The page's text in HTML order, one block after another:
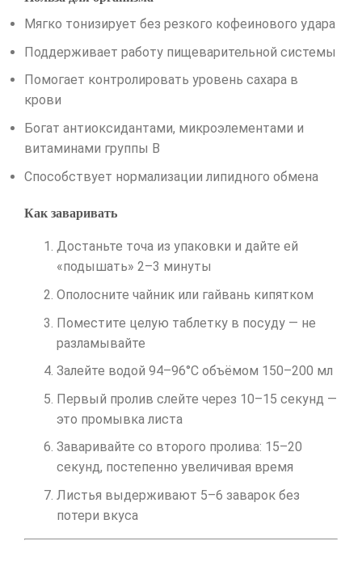
Мягко тонизирует без резкого кофеинового удара
Поддерживает работу пищеварительной системы
Помогает контролировать уровень сахара в
крови
Богат антиоксидантами, микроэлементами и
витаминами группы B
Способствует нормализации липидного обмена
Как заваривать
Достаньте точа из упаковки и дайте ей
«подышать» 2–3 минуты
Ополосните чайник или гайвань кипятком
Поместите целую таблетку в посуду — не
разламывайте
Залейте водой 94–96°C объёмом 150–200 мл
Первый пролив слейте через 10–15 секунд —
это промывка листа
Заваривайте со второго пролива: 15–20
секунд, постепенно увеличивая время
Листья выдерживают 5–6 заварок без
потери вкуса